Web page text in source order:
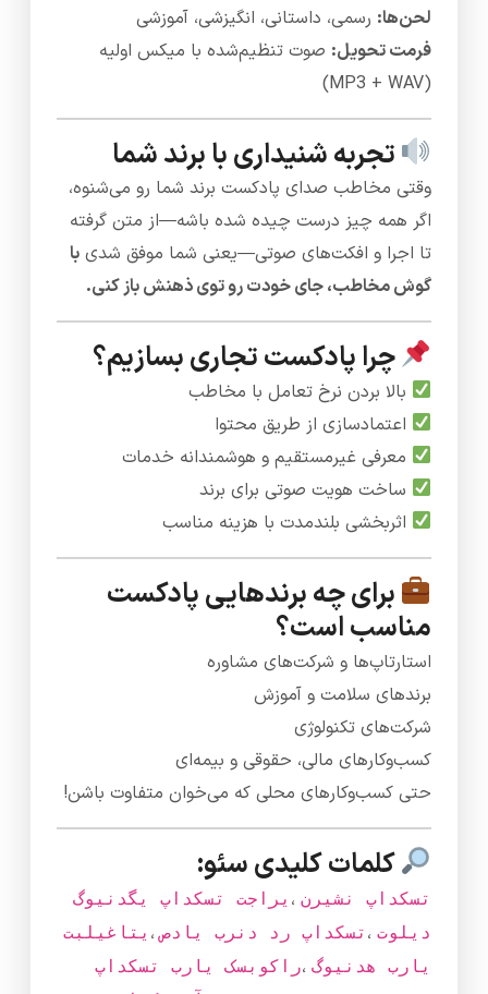
لحن‌ها: رسمی، داستانی، انگیزشی، آموزشی
فرمت تحویل: صوت تنظیم‌شده با میکس اولیه
(MP3 + WAV)
تجربه شنیداری با برند شما
وقتی مخاطب صدای پادکست برند شما رو می‌شنوه،
اگر همه چیز درست چیده شده باشه—از متن گرفته
تا اجرا و افکت‌های صوتی—یعنی شما موفق شدی با
گوش مخاطب، جای خودت رو توی ذهنش باز کنی.
چرا پادکست تجاری بسازیم؟
بالا بردن نرخ تعامل با مخاطب
اعتمادسازی از طریق محتوا
معرفی غیرمستقیم و هوشمندانه خدمات
ساخت هویت صوتی برای برند
اثربخشی بلندمدت با هزینه مناسب
برای چه برندهایی پادکست
مناسب است؟
استارتاپ‌ها و شرکت‌های مشاوره
برندهای سلامت و آموزش
شرکت‌های تکنولوژی
کسب‌وکارهای مالی، حقوقی و بیمه‌ای
حتی کسب‌وکارهای محلی که می‌خوان متفاوت باشن!
کلمات کلیدی سئو:
گویندگی پادکست تجاری ، نریشن پادکست
تبلیغاتی ،صدای برند در پادکست ، تولید
پادکست برای کسب‌وکار، گوینده برای